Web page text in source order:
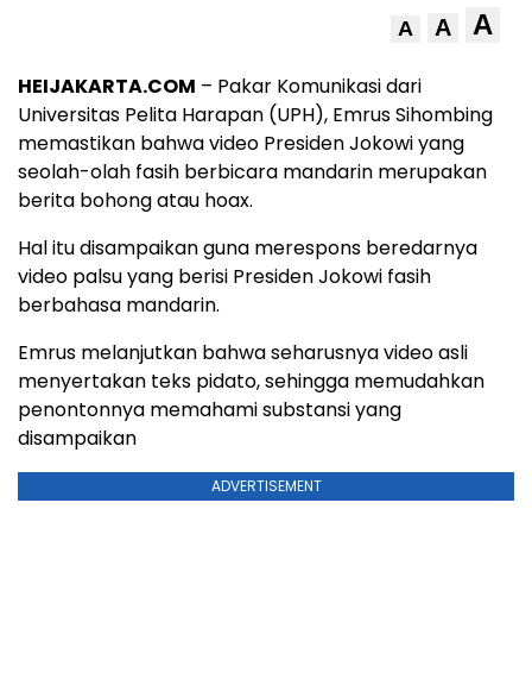
A A A
HEIJAKARTA.COM – Pakar Komunikasi dari
Universitas Pelita Harapan (UPH), Emrus Sihombing
memastikan bahwa video Presiden Jokowi yang
seolah-olah fasih berbicara mandarin merupakan
berita bohong atau hoax.
Hal itu disampaikan guna merespons beredarnya
video palsu yang berisi Presiden Jokowi fasih
berbahasa mandarin.
Emrus melanjutkan bahwa seharusnya video asli
menyertakan teks pidato, sehingga memudahkan
penontonnya memahami substansi yang
disampaikan
ADVERTISEMENT